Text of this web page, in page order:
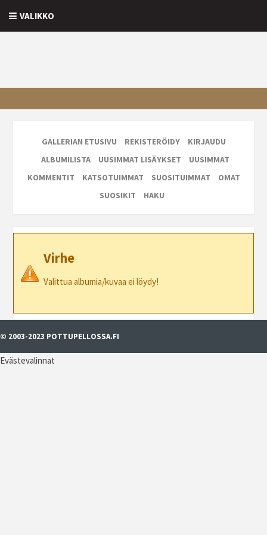
VALIKKO
GALLERIAN ETUSIVU REKISTERÖIDY
KIRJAUDU
ALBUMILISTA
UUSIMMAT LISÄYKSET
UUSIMMAT
KOMMENTIT
KATSOTUIMMAT SUOSITUIMMAT
OMAT
SUOSIKIT
HAKU
Virhe
Valittua albumia/kuvaa ei löydy!
© 2003-2023 POTTUPELLOSSA.FI
Evästevalinnat